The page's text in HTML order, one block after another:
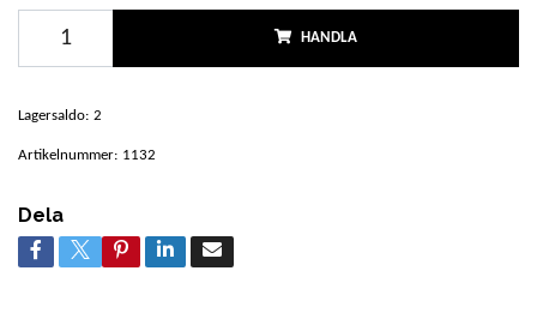
HANDLA
Lagersaldo: 2
Artikelnummer: 1132
Dela